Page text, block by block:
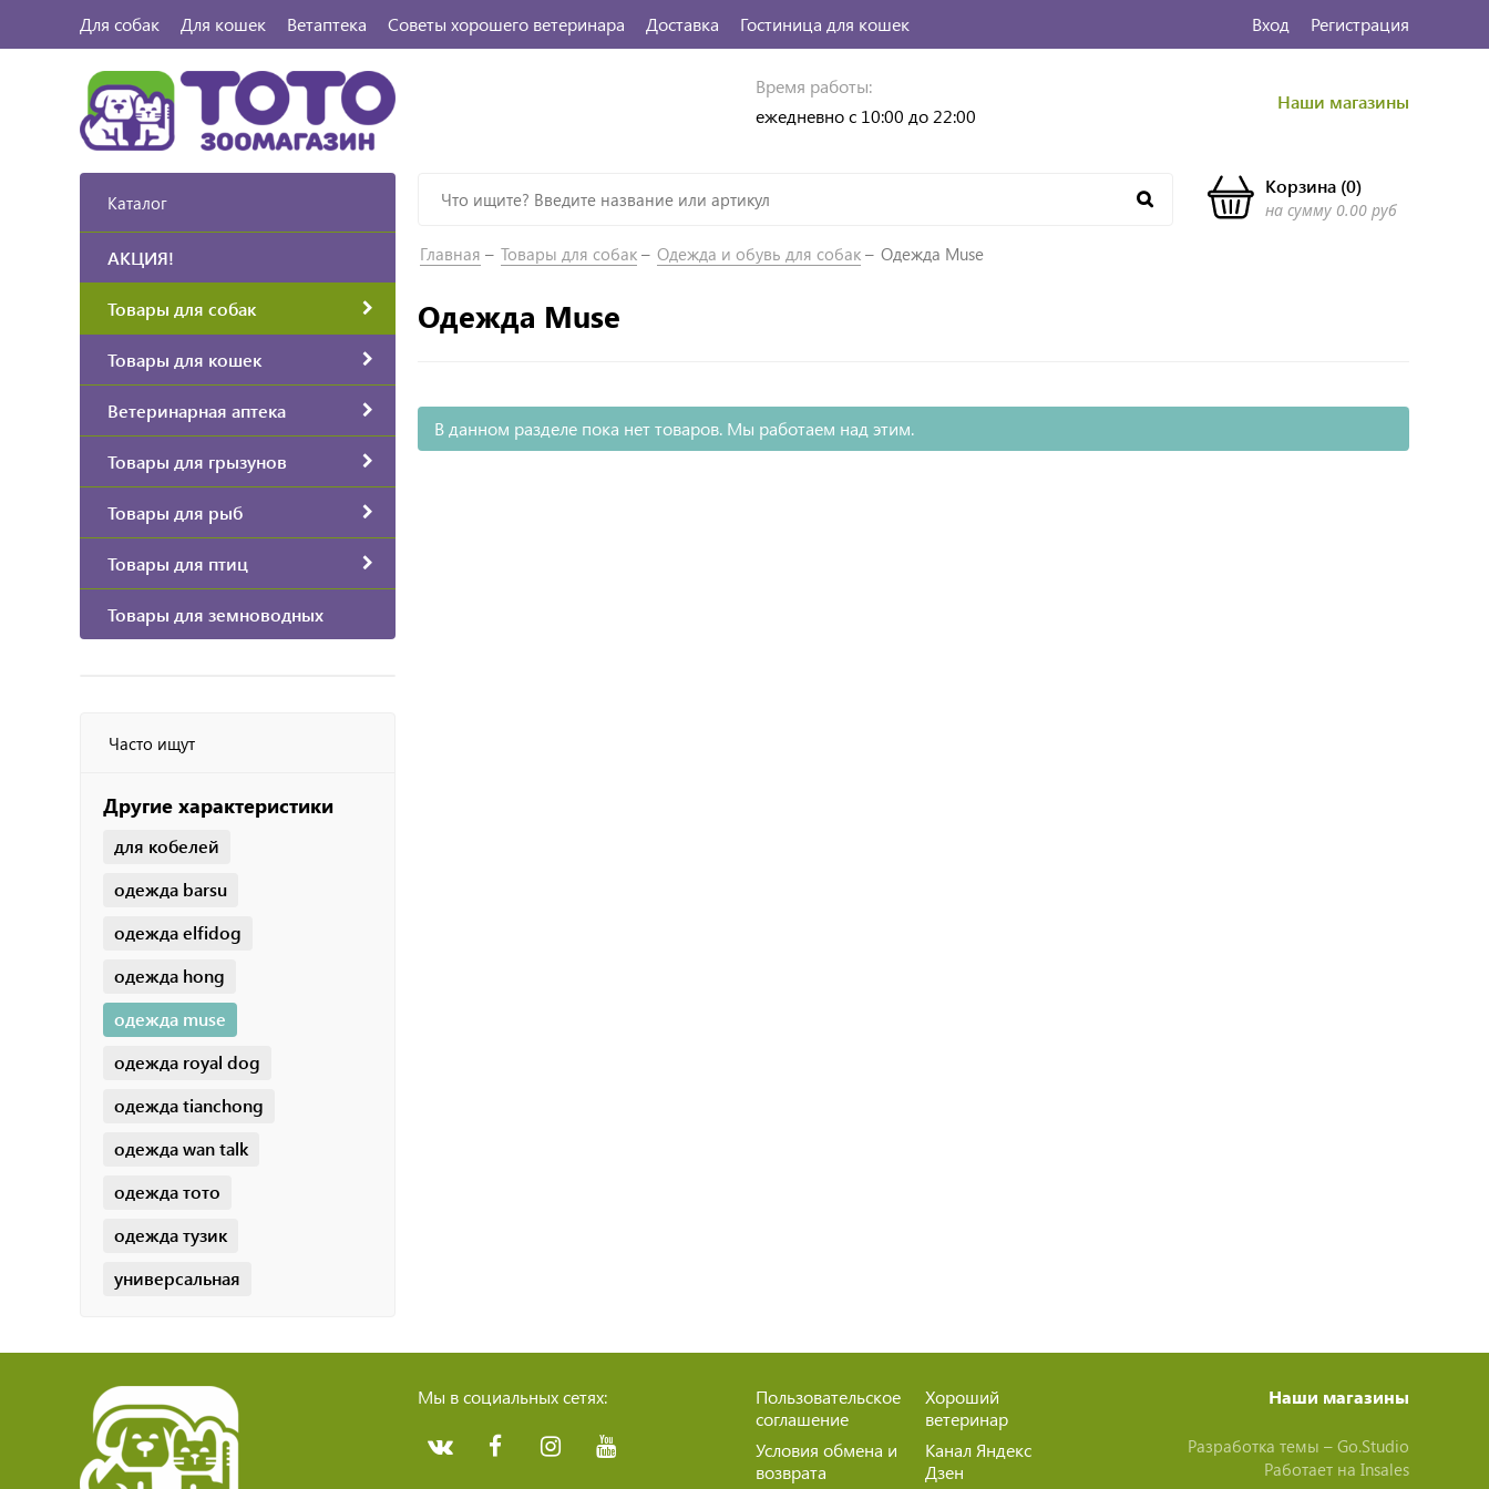
Для собак Для кошек Ветаптека Советы хорошего ветеринара Доставка Гостиница для кошек Вход Регистрация
Время работы:
ежедневно с 10:00 до 22:00
Наши магазины
Корзина(0)
на сумму 0.00 руб
Каталог
АКЦИЯ!
Товары для собак
Товары для кошек
Ветеринарная аптека
Товары для грызунов
Товары для рыб
Товары для птиц
Товары для земноводных
Часто ищут
Другие характеристики
для кобелей
одежда barsu
одежда elfidog
одежда hong
одежда muse
одежда royal dog
одежда tianchong
одежда wan talk
одежда тото
одежда тузик
универсальная
Главная Товары для собак Одежда и обувь для собак Одежда Muse
Одежда Muse
В данном разделе пока нет товаров. Мы работаем над этим.
Мы в социальных сетях:
Пользовательское
соглашение
Условия обмена и
возврата
Хороший
ветеринар
Канал Яндекс
Дзен
Наши магазины
Разработка темы – Go.Studio
Работает на Insales